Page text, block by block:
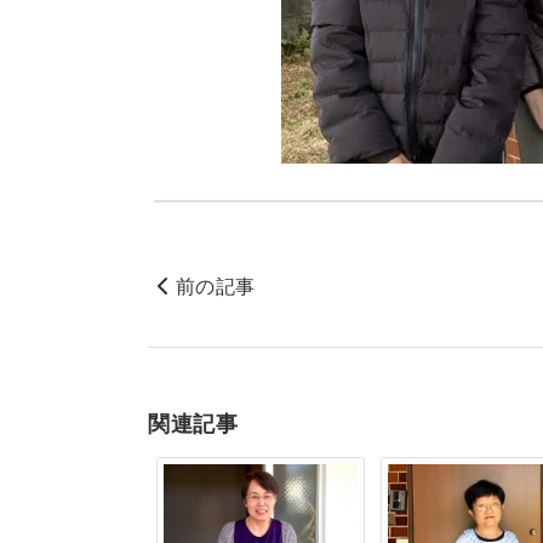
前の記事
関連記事